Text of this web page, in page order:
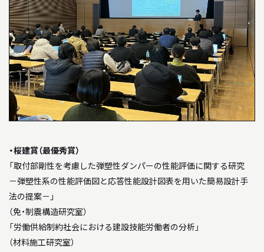
アクセス
WEB MAGAZINE
WEBマガジン「SHUNKEN WEB」
BACK NUMBER「駿建（1996 - 2021）」
スタジオワークス
AWARD
受賞歴
LINK
・桜建賞（最優秀賞）
「取付部剛性を考慮した弾塑性ダンパーの性能評価に関する研究
－弾塑性系の性能評価図と応答性能設計図表を用いた簡易設計手
法の提案－」
（免・制震構造研究室）
「労働供給制約社会における建設技能労働者の分析」
（材料施工研究室）